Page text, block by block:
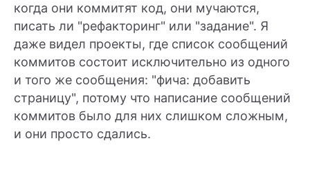
когда они коммитят код, они мучаются,
писать ли "рефакторинг" или "задание". Я
даже видел проекты, где список сообщений
коммитов состоит исключительно из одного
и того же сообщения: "фича: добавить
страницу", потому что написание сообщений
коммитов было для них слишком сложным,
и они просто сдались.